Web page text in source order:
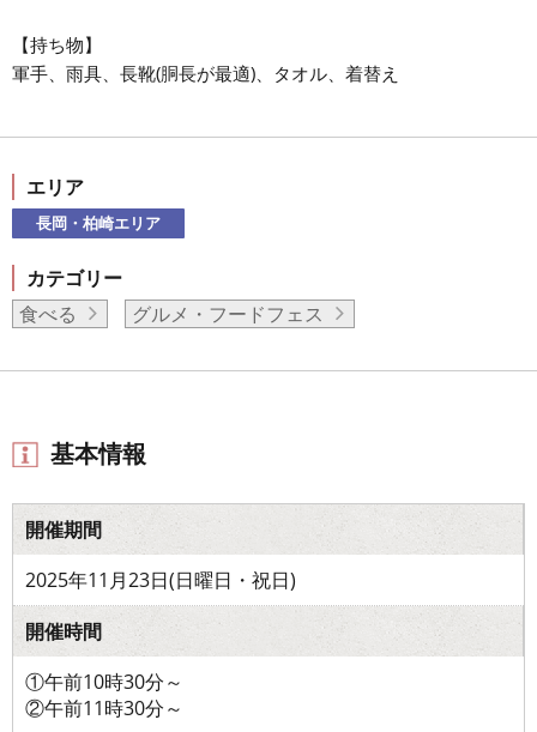
【持ち物】
軍手、雨具、長靴(胴長が最適)、タオル、着替え
エリア
長岡・柏崎エリア
カテゴリー
食べる
グルメ・フードフェス
基本情報
開催期間
2025年11月23日(日曜日・祝日)
開催時間
①午前10時30分～
②午前11時30分～